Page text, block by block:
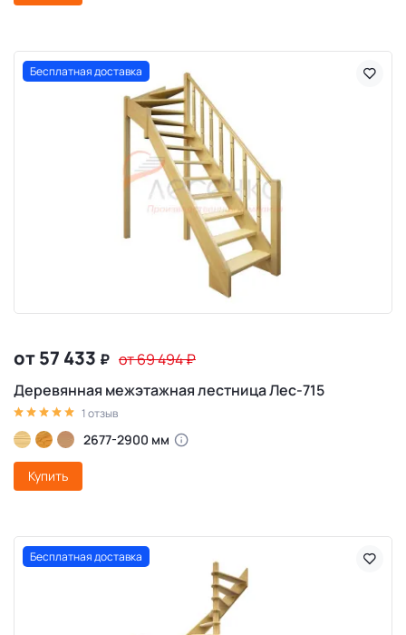
Бесплатная доставка
от 57 433 ₽ от 69 494₽
Деревянная межэтажная лестница Лес-715
1 отзыв
2677-2900 мм
Купить
Бесплатная доставка